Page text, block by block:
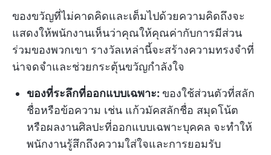
ของขวัญที่ไม่คาดคิดและเต็มไปด้วยความคิดถึงจะ
แสดงให้พนักงานเห็นว่าคุณให้คุณค่ากับการมีส่วน
ร่วมของพวกเขา รางวัลเหล่านี้จะสร้างความทรงจำที่
น่าจดจำและช่วยกระตุ้นขวัญกำลังใจ
ของที่ระลึกที่ออกแบบเฉพาะ: ของใช้ส่วนตัวที่สลัก
ชื่อหรือข้อความ เช่น แก้วมัคสลักชื่อ สมุดโน้ต
หรือผลงานศิลปะที่ออกแบบเฉพาะบุคคล จะทำให้
พนักงานรู้สึกถึงความใส่ใจและการยอมรับ